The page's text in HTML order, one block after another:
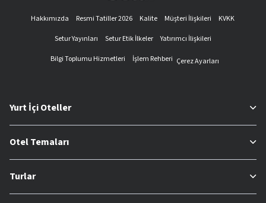
Hakkımızda Resmi Tatiller 2026 Kalite Müşteri İlişkileri
KVKK
Setur Yayınları
Setur Etik İlkeler
Yatırımcı İlişkileri
Bilgi Toplumu Hizmetleri
İşlem Rehberi Çerez Ayarları
Yurt İçi Oteller
Otel Temaları
Turlar